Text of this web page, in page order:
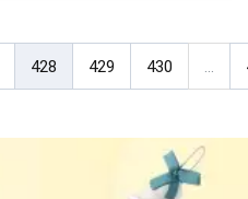
428 429 430